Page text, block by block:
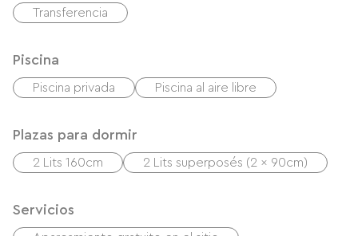
Transferencia
Piscina
Piscina privada Piscina al aire libre
Plazas para dormir
2 Lits 160cm 2 Lits superposés (2 x 90cm)
Servicios